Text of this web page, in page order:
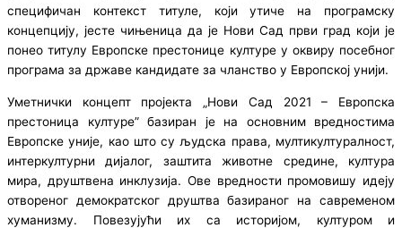
специфичан контекст титуле, који утиче на програмску
концепцију, јесте чињеница да је Нови Сад први град који је
понео титулу Европске престонице културе у оквиру посебног
програма за државе кандидате за чланство у Европској унији.
Уметнички концепт пројекта „Нови Сад 2021 – Европска
престоница културе” базиран је на основним вредностима
Европске уније, као што су људска права, мултикултуралност,
интеркултурни дијалог, заштита животне средине, култура
мира, друштвена инклузија. Ове вредности промовишу идеју
отвореног демократског друштва базираног на савременом
хуманизму. Повезујући их са историјом, културом и